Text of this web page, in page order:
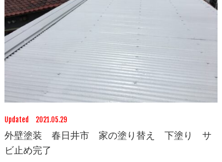
Updated 2021.05.29
外壁塗装 春日井市 家の塗り替え 下塗り サ
ビ止め完了